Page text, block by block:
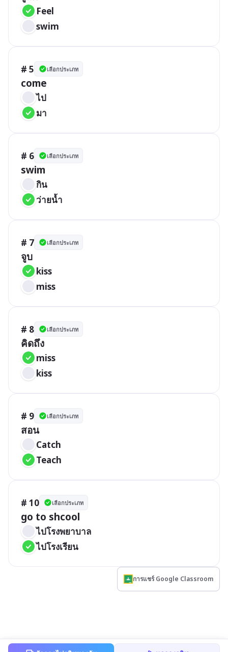
Feel
swim
# 5 เลือกประเภท
come
ไป
มา
# 6 เลือกประเภท
swim
กิน
ว่ายน้ำ
# 7 เลือกประเภท
จูบ
kiss
miss
# 8 เลือกประเภท
คิดถึง
miss
kiss
# 9 เลือกประเภท
สอน
Catch
Teach
# 10 เลือกประเภท
go to shcool
ไปโรงพยาบาล
ไปโรงเรียน
การแชร์ Google Classroom